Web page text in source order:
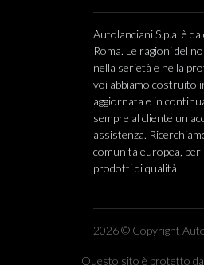
Autolanciani S.p.a. è
Roma. Le ragioni del
nella serietà e nella
voi abbiamo costruito
aggiornata e in
sempre al cliente un
assistenza.
comunità europea,
prodotti di qualità.
2026 © Copyright
Questo sito è protetto